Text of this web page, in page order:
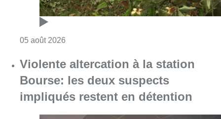
05 août 2026
Violente altercation à la station
Bourse: les deux suspects
impliqués restent en détention